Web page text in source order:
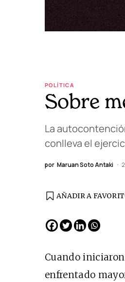
POLÍTICA
Sobre
La
conlleva el
por Maruan Soto Antaki
AÑADIR A
Cuando
enfrentado